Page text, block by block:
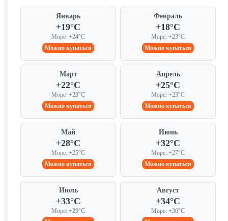
Январь
+19°C
Море: +24°C
Можно купаться
Февраль
+18°C
Море: +23°C
Можно купаться
Март
+22°C
Море: +23°C
Можно купаться
Апрель
+25°C
Море: +23°C
Можно купаться
Май
+28°C
Море: +25°C
Можно купаться
Июнь
+32°C
Море: +27°C
Можно купаться
Июль
+33°C
Море: +29°C
Август
+34°C
Море: +30°C